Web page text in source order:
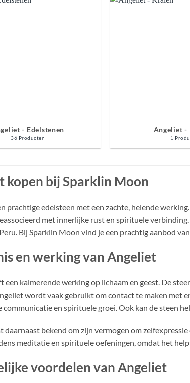
- Edelstenen
36 Producten
Angeliet -
1
kopen bij Sparklin Moon
prachtige edelsteen met een zachte, helende
met innerlijke rust en spirituele
Bij Sparklin Moon vind je een prachtig aanbod
en werking van Angeliet
een kalmerende werking op lichaam en geest. De
wordt vaak gebruikt om contact te maken met
en spirituele groei. Ook kan de steen
daarnaast bekend om zijn vermogen om
meditatie en spirituele oefeningen, omdat het
voordelen van Angeliet